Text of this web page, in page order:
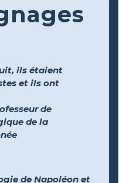
ils étaient
et ils ont
de
de la
de Napoléon et